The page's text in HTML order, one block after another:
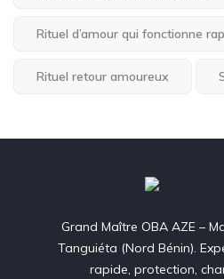
Rituel d’amour qui fonctionne
Rituel retour amoureux
Grand Maître OBA AZE –
Tanguiéta (Nord Bénin).
rapide, protection,